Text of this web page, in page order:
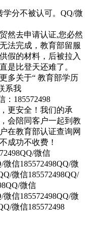
分不被认可。QQ/微
然去申请认证,您必然
法完成，教育部留服
假的材料，后被拉入
是比登天还难了。
多关于“ 教育部学历
系我
：185572498
更安全！我们的承
会陪同客户一起到教
在教育部认证查询网
成功不收费！
微信
微信185572498QQ/微
微信185572498QQ/
微信
微信185572498QQ/微
微信185572498